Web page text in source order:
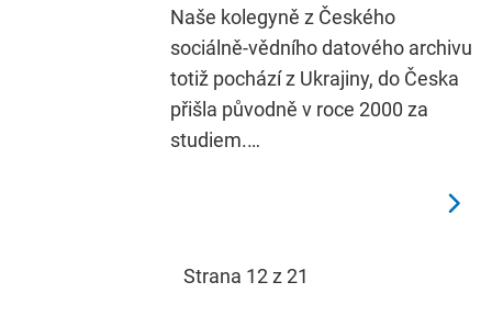
Naše kolegyně z Českého
sociálně-vědního datového archivu
totiž pochází z Ukrajiny, do Česka
přišla původně v roce 2000 za
studiem.…
Strana 12 z 21